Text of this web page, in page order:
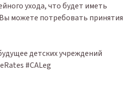
ухода, что будет иметь
можете потребовать принятия
детских учреждений
#CALeg